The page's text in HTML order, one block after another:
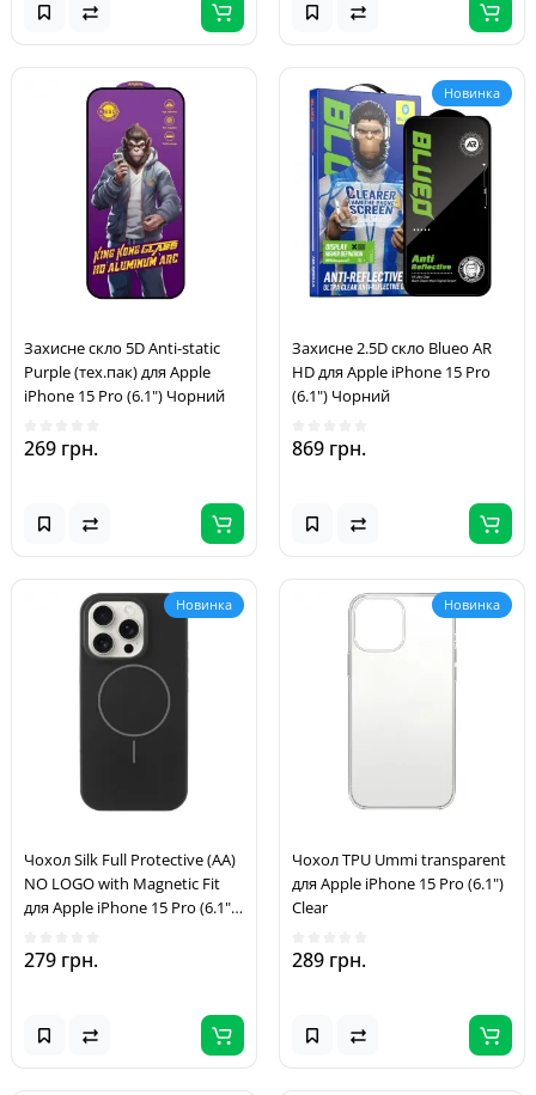
Захисне скло 5D Anti-static
Purple (тех.пак) для Apple
iPhone 15 Pro (6.1") Чорний
269 грн.
Новинка
Захисне 2.5D скло Blueo AR
HD для Apple iPhone 15 Pro
(6.1") Чорний
869 грн.
Новинка
Чохол Silk Full Protective (AA)
NO LOGO with Magnetic Fit
для Apple iPhone 15 Pro (6.1")
279 грн.
Новинка
Чохол TPU Ummi transparent
для Apple iPhone 15 Pro (6.1")
Clear
289 грн.